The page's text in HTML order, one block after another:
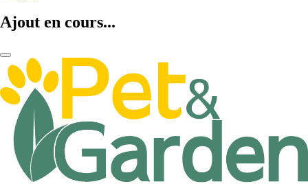
Ajout en cours...